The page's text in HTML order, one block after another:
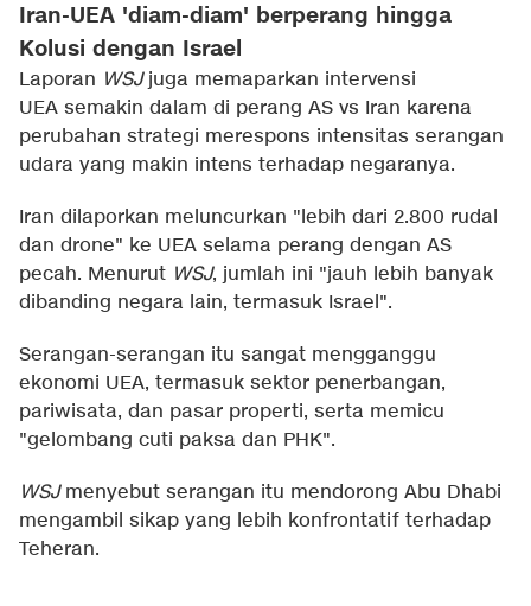
Iran-UEA 'diam-diam' berperang hingga
Kolusi dengan Israel
Laporan WSJjuga memaparkan intervensi
UEA semakin dalam di perang AS vs Iran karena
perubahan strategi merespons intensitas serangan
udara yang makin intens terhadap negaranya.
Iran dilaporkan meluncurkan "lebih dari 2.800 rudal
dan drone" ke UEA selama perang dengan AS
pecah. Menurut WSJ, jumlah ini "jauh lebih banyak
dibanding negara lain, termasuk Israel".
Serangan-serangan itu sangat mengganggu
ekonomi UEA, termasuk sektor penerbangan,
pariwisata, dan pasar properti, serta memicu
"gelombang cuti paksa dan PHK".
WSJmenyebut serangan itu mendorong Abu Dhabi
mengambil sikap yang lebih konfrontatif terhadap
Teheran.